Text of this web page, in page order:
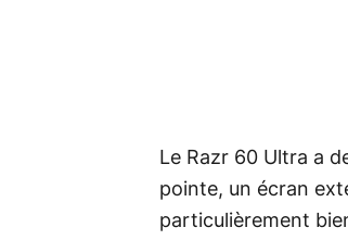
Le Razr 60 Ultra a
pointe, un écran
particulièrement